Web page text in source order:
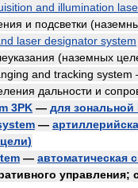
and illumination
и подсветки (
laser designator system
(наземных
and tracking system
дальности и
3PK — для зональной
—
цели)
— автоматическая
управления;